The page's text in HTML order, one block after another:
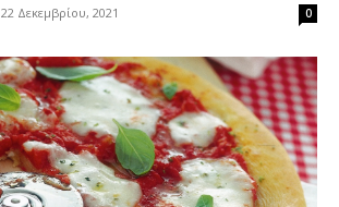
22 Δεκεμβρίου, 2021 0